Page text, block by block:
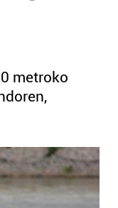
metroko